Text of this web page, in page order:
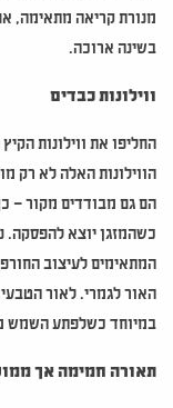
מנורת קריאה מתאימה,
בשינה ארוכה.
ווילונות כבדים
החליפו את ווילונות
הווילונות האלה לא רק
הם גם מבודדים מקור –
כשהמזגן יוצא להפסקה.
המתאימים לעיצוב
האור לגמרי. לאור
במיוחד כשלפתע השמש
תאורה חמימה אך